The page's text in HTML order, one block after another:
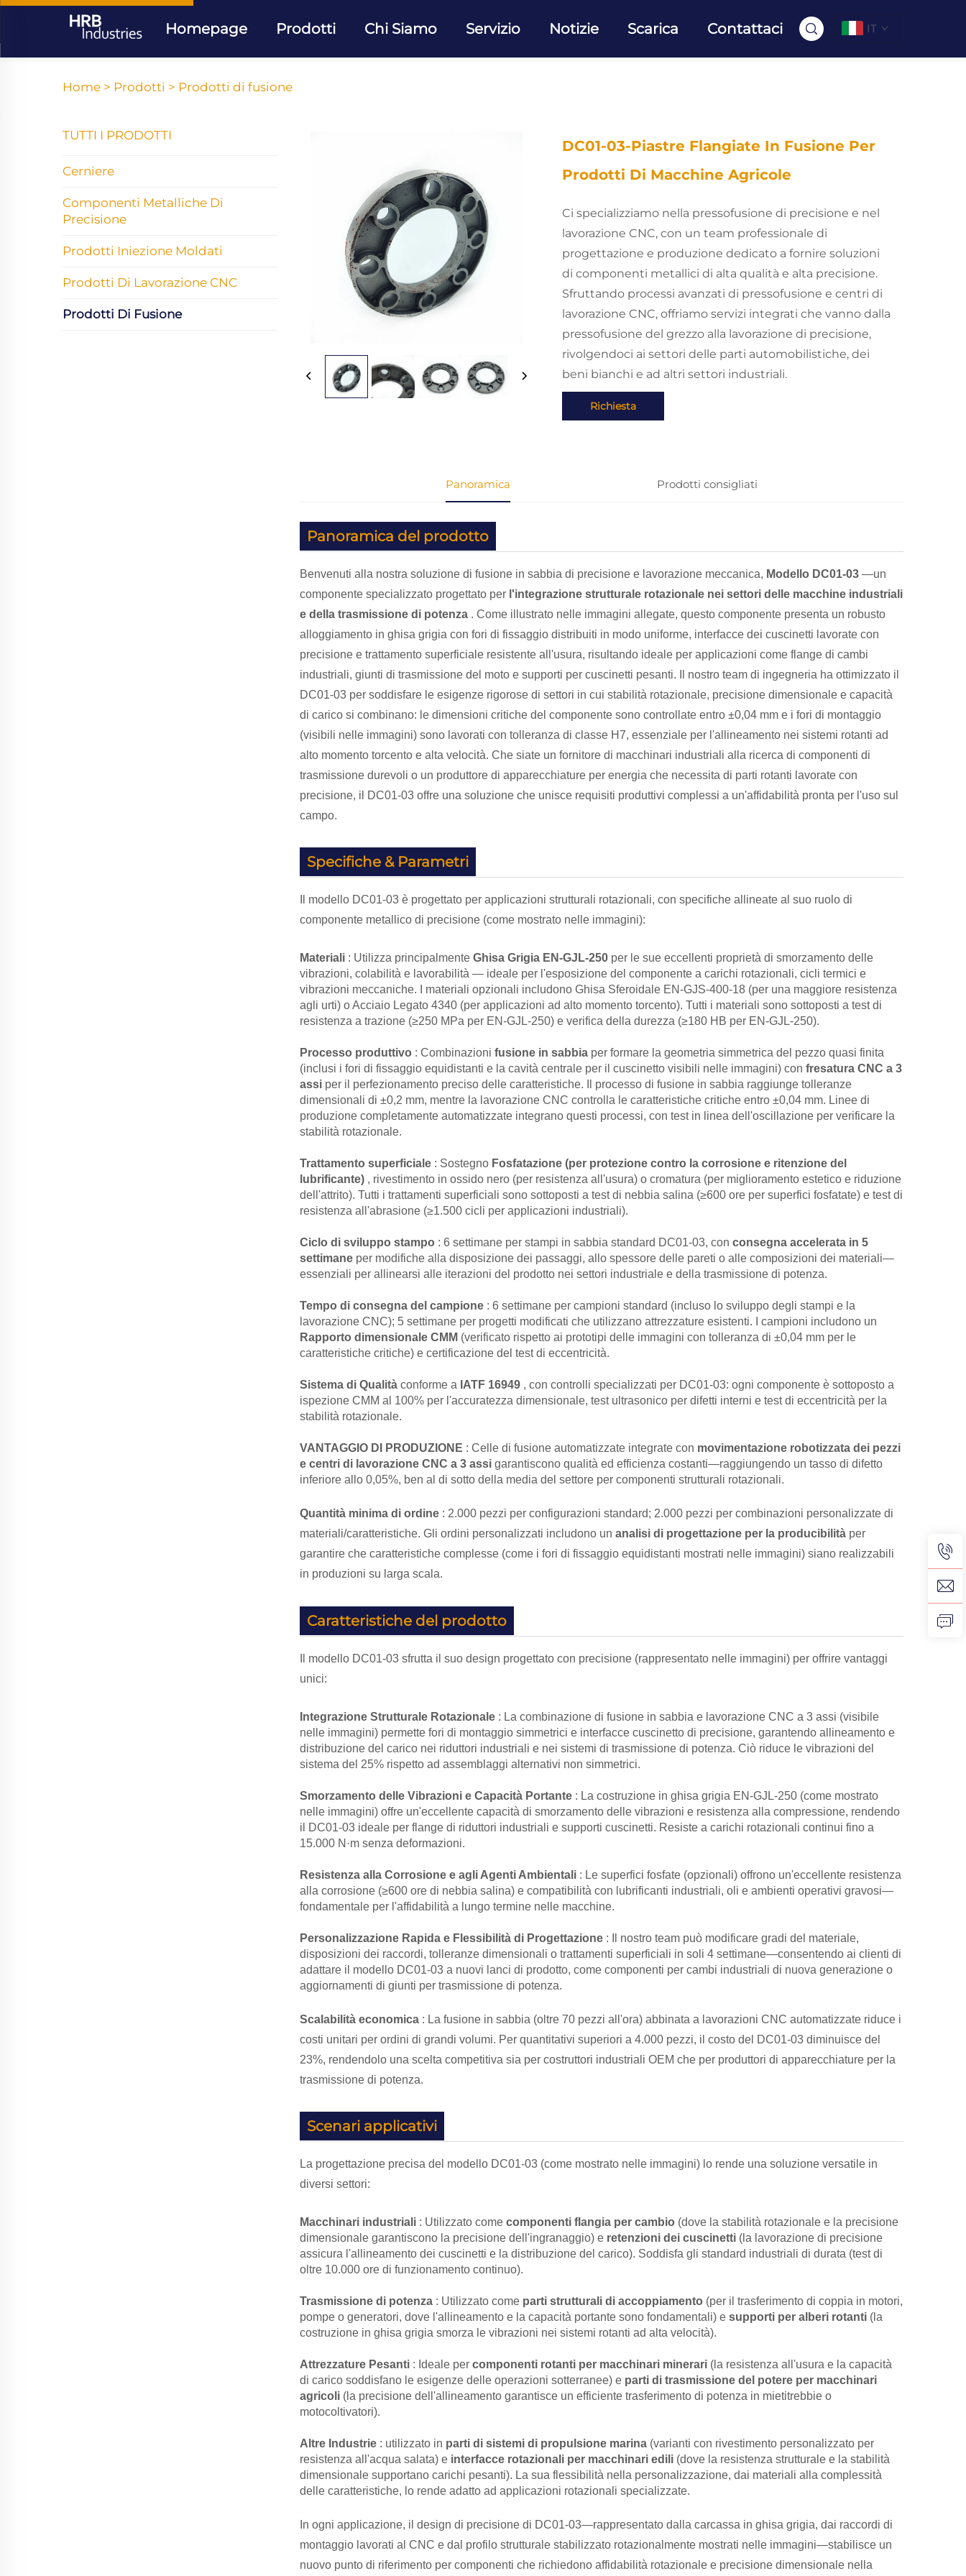
Homepage Prodotti Chi Siamo Servizio Notizie Scarica Contattaci IT
Home > Prodotti > Prodotti di fusione
TUTTI I PRODOTTI
Cerniere
Componenti Metalliche Di
Precisione
Prodotti Iniezione Moldati
Prodotti Di Lavorazione CNC
Prodotti Di Fusione
DC01-03-Piastre Flangiate In Fusione Per
Prodotti Di Macchine Agricole
Ci specializziamo nella pressofusione di precisione e nel
lavorazione CNC, con un team professionale di
progettazione e produzione dedicato a fornire soluzioni
di componenti metallici di alta qualità e alta precisione.
Sfruttando processi avanzati di pressofusione e centri di
lavorazione CNC, offriamo servizi integrati che vanno dalla
pressofusione del grezzo alla lavorazione di precisione,
rivolgendoci ai settori delle parti automobilistiche, dei
beni bianchi e ad altri settori industriali.
Richiesta
Panoramica Prodotti consigliati
Panoramica del prodotto
Benvenuti alla nostra soluzione di fusione in sabbia di precisione e lavorazione meccanica, Modello DC01-03 —un
componente specializzato progettato per l'integrazione strutturale rotazionale nei settori delle macchine industriali
e della trasmissione di potenza . Come illustrato nelle immagini allegate, questo componente presenta un robusto
alloggiamento in ghisa grigia con fori di fissaggio distribuiti in modo uniforme, interfacce dei cuscinetti lavorate con
precisione e trattamento superficiale resistente all'usura, risultando ideale per applicazioni come flange di cambi
industriali, giunti di trasmissione del moto e supporti per cuscinetti pesanti. Il nostro team di ingegneria ha ottimizzato il
DC01-03 per soddisfare le esigenze rigorose di settori in cui stabilità rotazionale, precisione dimensionale e capacità
di carico si combinano: le dimensioni critiche del componente sono controllate entro ±0,04 mm e i fori di montaggio
(visibili nelle immagini) sono lavorati con tolleranza di classe H7, essenziale per l'allineamento nei sistemi rotanti ad
alto momento torcento e alta velocità. Che siate un fornitore di macchinari industriali alla ricerca di componenti di
trasmissione durevoli o un produttore di apparecchiature per energia che necessita di parti rotanti lavorate con
precisione, il DC01-03 offre una soluzione che unisce requisiti produttivi complessi a un'affidabilità pronta per l'uso sul
campo.
Specifiche & Parametri
Il modello DC01-03 è progettato per applicazioni strutturali rotazionali, con specifiche allineate al suo ruolo di
componente metallico di precisione (come mostrato nelle immagini):
Materiali : Utilizza principalmente Ghisa Grigia EN-GJL-250 per le sue eccellenti proprietà di smorzamento delle
vibrazioni, colabilità e lavorabilità — ideale per l'esposizione del componente a carichi rotazionali, cicli termici e
vibrazioni meccaniche. I materiali opzionali includono Ghisa Sferoidale EN-GJS-400-18 (per una maggiore resistenza
agli urti) o Acciaio Legato 4340 (per applicazioni ad alto momento torcento). Tutti i materiali sono sottoposti a test di
resistenza a trazione (≥250 MPa per EN-GJL-250) e verifica della durezza (≥180 HB per EN-GJL-250).
Processo produttivo : Combinazioni fusione in sabbia per formare la geometria simmetrica del pezzo quasi finita
(inclusi i fori di fissaggio equidistanti e la cavità centrale per il cuscinetto visibili nelle immagini) con fresatura CNC a 3
assi per il perfezionamento preciso delle caratteristiche. Il processo di fusione in sabbia raggiunge tolleranze
dimensionali di ±0,2 mm, mentre la lavorazione CNC controlla le caratteristiche critiche entro ±0,04 mm. Linee di
produzione completamente automatizzate integrano questi processi, con test in linea dell'oscillazione per verificare la
stabilità rotazionale.
Trattamento superficiale : Sostegno Fosfatazione (per protezione contro la corrosione e ritenzione del
lubrificante) , rivestimento in ossido nero (per resistenza all'usura) o cromatura (per miglioramento estetico e riduzione
dell'attrito). Tutti i trattamenti superficiali sono sottoposti a test di nebbia salina (≥600 ore per superfici fosfatate) e test di
resistenza all'abrasione (≥1.500 cicli per applicazioni industriali).
Ciclo di sviluppo stampo : 6 settimane per stampi in sabbia standard DC01-03, con consegna accelerata in 5
settimane per modifiche alla disposizione dei passaggi, allo spessore delle pareti o alle composizioni dei materiali—
essenziali per allinearsi alle iterazioni del prodotto nei settori industriale e della trasmissione di potenza.
Tempo di consegna del campione : 6 settimane per campioni standard (incluso lo sviluppo degli stampi e la
lavorazione CNC); 5 settimane per progetti modificati che utilizzano attrezzature esistenti. I campioni includono un
Rapporto dimensionale CMM (verificato rispetto ai prototipi delle immagini con tolleranza di ±0,04 mm per le
caratteristiche critiche) e certificazione del test di eccentricità.
Sistema di Qualità conforme a IATF 16949 , con controlli specializzati per DC01-03: ogni componente è sottoposto a
ispezione CMM al 100% per l'accuratezza dimensionale, test ultrasonico per difetti interni e test di eccentricità per la
stabilità rotazionale.
VANTAGGIO DI PRODUZIONE : Celle di fusione automatizzate integrate con movimentazione robotizzata dei pezzi
e centri di lavorazione CNC a 3 assi garantiscono qualità ed efficienza costanti—raggiungendo un tasso di difetto
inferiore allo 0,05%, ben al di sotto della media del settore per componenti strutturali rotazionali.
Quantità minima di ordine : 2.000 pezzi per configurazioni standard; 2.000 pezzi per combinazioni personalizzate di
materiali/caratteristiche. Gli ordini personalizzati includono un analisi di progettazione per la producibilità per
garantire che caratteristiche complesse (come i fori di fissaggio equidistanti mostrati nelle immagini) siano realizzabili
in produzioni su larga scala.
Caratteristiche del prodotto
Il modello DC01-03 sfrutta il suo design progettato con precisione (rappresentato nelle immagini) per offrire vantaggi
unici:
Integrazione Strutturale Rotazionale : La combinazione di fusione in sabbia e lavorazione CNC a 3 assi (visibile
nelle immagini) permette fori di montaggio simmetrici e interfacce cuscinetto di precisione, garantendo allineamento e
distribuzione del carico nei riduttori industriali e nei sistemi di trasmissione di potenza. Ciò riduce le vibrazioni del
sistema del 25% rispetto ad assemblaggi alternativi non simmetrici.
Smorzamento delle Vibrazioni e Capacità Portante : La costruzione in ghisa grigia EN-GJL-250 (come mostrato
nelle immagini) offre un'eccellente capacità di smorzamento delle vibrazioni e resistenza alla compressione, rendendo
il DC01-03 ideale per flange di riduttori industriali e supporti cuscinetti. Resiste a carichi rotazionali continui fino a
15.000 N·m senza deformazioni.
Resistenza alla Corrosione e agli Agenti Ambientali : Le superfici fosfate (opzionali) offrono un'eccellente resistenza
alla corrosione (≥600 ore di nebbia salina) e compatibilità con lubrificanti industriali, oli e ambienti operativi gravosi—
fondamentale per l'affidabilità a lungo termine nelle macchine.
Personalizzazione Rapida e Flessibilità di Progettazione : Il nostro team può modificare gradi del materiale,
disposizioni dei raccordi, tolleranze dimensionali o trattamenti superficiali in soli 4 settimane—consentendo ai clienti di
adattare il modello DC01-03 a nuovi lanci di prodotto, come componenti per cambi industriali di nuova generazione o
aggiornamenti di giunti per trasmissione di potenza.
Scalabilità economica : La fusione in sabbia (oltre 70 pezzi all'ora) abbinata a lavorazioni CNC automatizzate riduce i
costi unitari per ordini di grandi volumi. Per quantitativi superiori a 4.000 pezzi, il costo del DC01-03 diminuisce del
23%, rendendolo una scelta competitiva sia per costruttori industriali OEM che per produttori di apparecchiature per la
trasmissione di potenza.
Scenari applicativi
La progettazione precisa del modello DC01-03 (come mostrato nelle immagini) lo rende una soluzione versatile in
diversi settori:
Macchinari industriali : Utilizzato come componenti flangia per cambio (dove la stabilità rotazionale e la precisione
dimensionale garantiscono la precisione dell'ingranaggio) e retenzioni dei cuscinetti (la lavorazione di precisione
assicura l'allineamento dei cuscinetti e la distribuzione del carico). Soddisfa gli standard industriali di durata (test di
oltre 10.000 ore di funzionamento continuo).
Trasmissione di potenza : Utilizzato come parti strutturali di accoppiamento (per il trasferimento di coppia in motori,
pompe o generatori, dove l'allineamento e la capacità portante sono fondamentali) e supporti per alberi rotanti (la
costruzione in ghisa grigia smorza le vibrazioni nei sistemi rotanti ad alta velocità).
Attrezzature Pesanti : Ideale per componenti rotanti per macchinari minerari (la resistenza all'usura e la capacità
di carico soddisfano le esigenze delle operazioni sotterranee) e parti di trasmissione del potere per macchinari
agricoli (la precisione dell'allineamento garantisce un efficiente trasferimento di potenza in mietitrebbie o
motocoltivatori).
Altre Industrie : utilizzato in parti di sistemi di propulsione marina (varianti con rivestimento personalizzato per
resistenza all'acqua salata) e interfacce rotazionali per macchinari edili (dove la resistenza strutturale e la stabilità
dimensionale supportano carichi pesanti). La sua flessibilità nella personalizzazione, dai materiali alla complessità
delle caratteristiche, lo rende adatto ad applicazioni rotazionali specializzate.
In ogni applicazione, il design di precisione di DC01-03—rappresentato dalla carcassa in ghisa grigia, dai raccordi di
montaggio lavorati al CNC e dal profilo strutturale stabilizzato rotazionalmente mostrati nelle immagini—stabilisce un
nuovo punto di riferimento per componenti che richiedono affidabilità rotazionale e precisione dimensionale nella